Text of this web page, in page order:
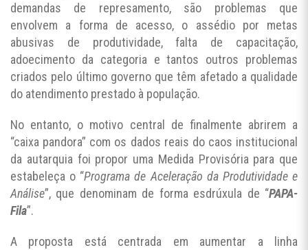
demandas de represamento, são problemas que
envolvem a forma de acesso, o assédio por metas
abusivas de produtividade, falta de capacitação,
adoecimento da categoria e tantos outros problemas
criados pelo último governo que têm afetado a qualidade
do atendimento prestado à população.
No entanto, o motivo central de finalmente abrirem a
“caixa pandora” com os dados reais do caos institucional
da autarquia foi propor uma Medida Provisória para que
estabeleça o “Programa de Aceleração da Produtividade e
Análise”, que denominam de forma esdrúxula de “PAPA-
Fila”.
A proposta está centrada em aumentar a linha